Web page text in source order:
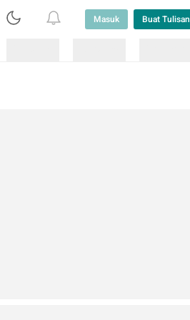
Masuk Buat Tulisan